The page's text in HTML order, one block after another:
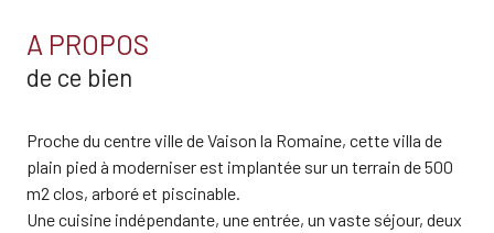
A PROPOS
de ce bien
Proche du centre ville de Vaison la Romaine, cette villa de
plain pied à moderniser est implantée sur un terrain de 500
m2 clos, arboré et piscinable.
Une cuisine indépendante, une entrée, un vaste séjour, deux